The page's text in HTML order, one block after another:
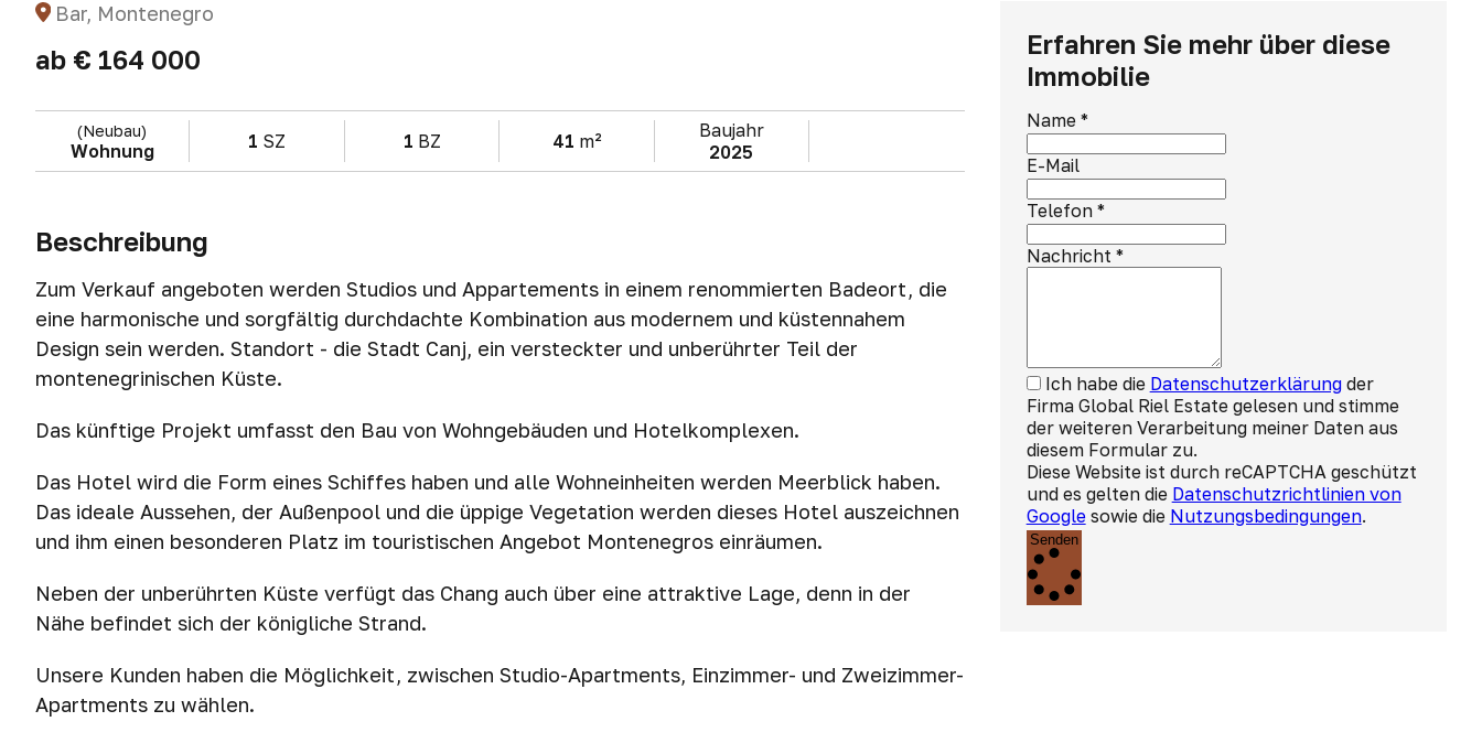
Bar, Montenegro
ab € 164 000
(Neubau)
Wohnung 1 SZ 1 BZ 41 m²
Baujahr
2025
Beschreibung
Zum Verkauf angeboten werden Studios und Appartements in einem renommierten Badeort, die
eine harmonische und sorgfältig durchdachte Kombination aus modernem und küstennahem
Design sein werden. Standort - die Stadt Canj, ein versteckter und unberührter Teil der
montenegrinischen Küste.
Das künftige Projekt umfasst den Bau von Wohngebäuden und Hotelkomplexen.
Das Hotel wird die Form eines Schiffes haben und alle Wohneinheiten werden Meerblick haben.
Das ideale Aussehen, der Außenpool und die üppige Vegetation werden dieses Hotel auszeichnen
und ihm einen besonderen Platz im touristischen Angebot Montenegros einräumen.
Neben der unberührten Küste verfügt das Chang auch über eine attraktive Lage, denn in der
Nähe befindet sich der königliche Strand.
Unsere Kunden haben die Möglichkeit, zwischen Studio-Apartments, Einzimmer- und Zweizimmer-
Apartments zu wählen.
Erfahren Sie mehr über diese
Immobilie
Name*
E-Mail
Telefon*
Nachricht *
Ich habe die Datenschutzerklärungder
Firma Global Riel Estate gelesen und stimme
der weiteren Verarbeitung meiner Daten aus
diesem Formular zu.
Diese Website ist durch reCAPTCHA geschützt
und es gelten die Datenschutzrichtlinien von
Googlesowie die Nutzungsbedingungen.
Senden